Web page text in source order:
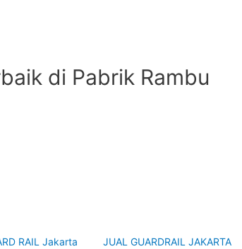
di Pabrik Rambu
RAIL Jakarta
JUAL GUARDRAIL JAKARTA